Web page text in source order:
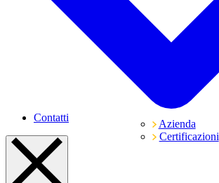
Azienda
Certificazioni
Contatti